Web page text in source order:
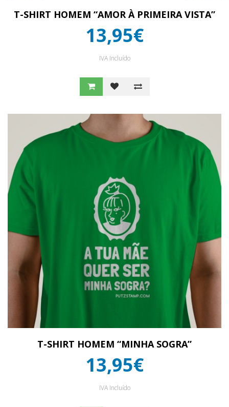
T-SHIRT HOMEM “AMOR À PRIMEIRA VISTA”
13,95€
IVA Incluído
T-SHIRT HOMEM “MINHA SOGRA”
13,95€
IVA Incluído